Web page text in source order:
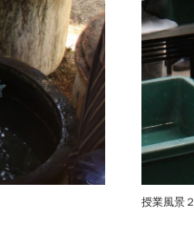
授業風景